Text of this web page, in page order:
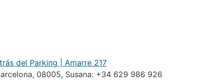
del Parking | Amarre 217
08005, Susana: +34 629 986 926